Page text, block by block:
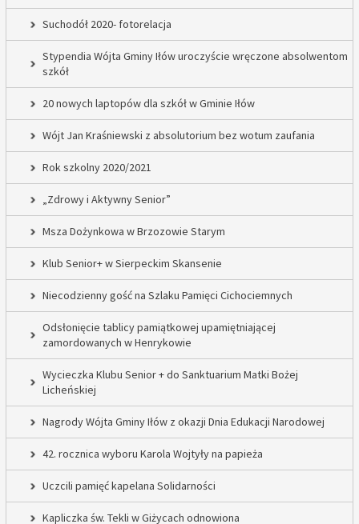
Suchodół 2020- fotorelacja
Stypendia Wójta Gminy Iłów uroczyście wręczone absolwentom
szkół
20 nowych laptopów dla szkół w Gminie Iłów
Wójt Jan Kraśniewski z absolutorium bez wotum zaufania
Rok szkolny 2020/2021
„Zdrowy i Aktywny Senior”
Msza Dożynkowa w Brzozowie Starym
Klub Senior+ w Sierpeckim Skansenie
Niecodzienny gość na Szlaku Pamięci Cichociemnych
Odsłonięcie tablicy pamiątkowej upamiętniającej
zamordowanych w Henrykowie
Wycieczka Klubu Senior + do Sanktuarium Matki Bożej
Licheńskiej
Nagrody Wójta Gminy Iłów z okazji Dnia Edukacji Narodowej
42. rocznica wyboru Karola Wojtyły na papieża
Uczcili pamięć kapelana Solidarności
Kapliczka św. Tekli w Giżycach odnowiona